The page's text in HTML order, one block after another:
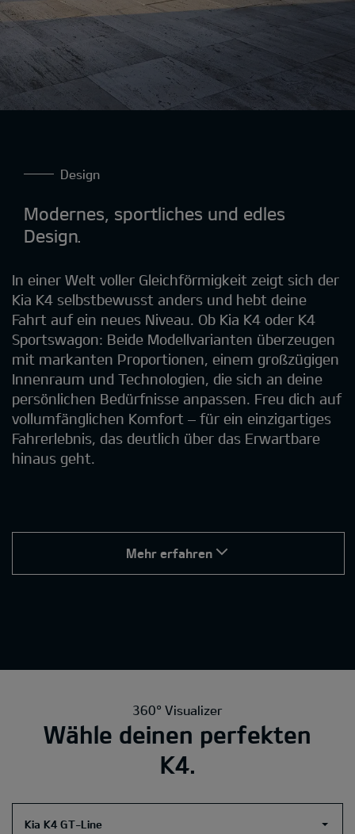
Design
Modernes, sportliches und edles
Design.
In einer Welt voller Gleichförmigkeit zeigt sich der
Kia K4 selbstbewusst anders und hebt deine
Fahrt auf ein neues Niveau. Ob Kia K4 oder K4
Sportswagon: Beide Modellvarianten überzeugen
mit markanten Proportionen, einem großzügigen
Innenraum und Technologien, die sich an deine
persönlichen Bedürfnisse anpassen. Freu dich auf
vollumfänglichen Komfort – für ein einzigartiges
Fahrerlebnis, das deutlich über das Erwartbare
hinaus geht.
Mehr erfahren
360° Visualizer
Wähle deinen perfekten
K4.
Kia K4 GT-Line